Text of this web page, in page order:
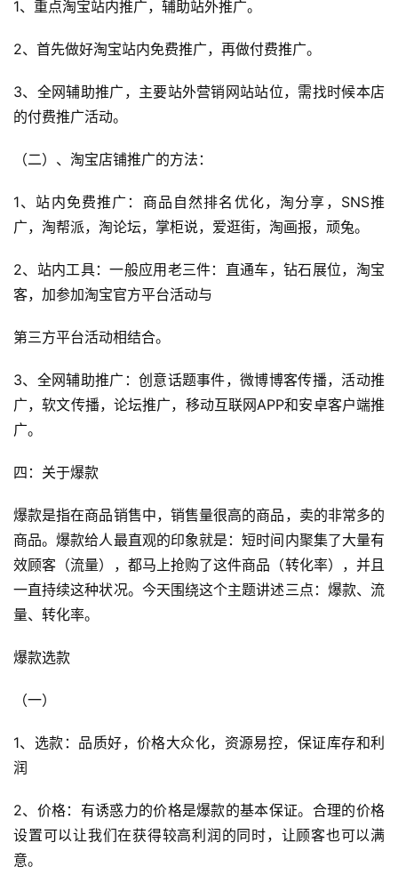
销
跨
境
航
1、重点淘宝站内推广，辅助站外推广。
2、首先做好淘宝站内免费推广，再做付费推广。
3、全网辅助推广，主要站外营销网站站位，需找时候本店
的付费推广活动。
（二）、淘宝店铺推广的方法：
1、站内免费推广：商品自然排名优化，淘分享，SNS推
广，淘帮派，淘论坛，掌柜说，爱逛街，淘画报，顽兔。
2、站内工具：一般应用老三件：直通车，钻石展位，淘宝
客，加参加淘宝官方平台活动与
第三方平台活动相结合。
3、全网辅助推广：创意话题事件，微博博客传播，活动推
广，软文传播，论坛推广，移动互联网APP和安卓客户端推
广。
四：关于爆款
爆款是指在商品销售中，销售量很高的商品，卖的非常多的
商品。爆款给人最直观的印象就是：短时间内聚集了大量有
效顾客（流量），都马上抢购了这件商品（转化率），并且
一直持续这种状况。今天围绕这个主题讲述三点：爆款、流
量、转化率。
爆款选款
（一）
1、选款：品质好，价格大众化，资源易控，保证库存和利
润
2、价格：有诱惑力的价格是爆款的基本保证。合理的价格
设置可以让我们在获得较高利润的同时，让顾客也可以满
意。